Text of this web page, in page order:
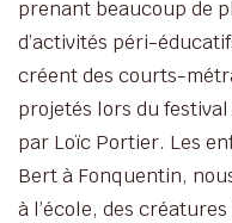
prenant beaucoup de
d’activités péri-
créent des courts-
projetés lors du
par Loïc Portier. Les
Bert à Fonquentin,
à l’école, des